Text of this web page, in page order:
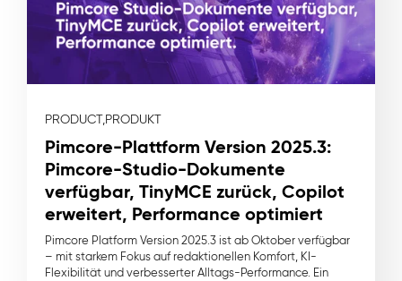
PRODUCT,PRODUKT
Pimcore-Plattform Version 2025.3:
Pimcore-Studio-Dokumente
verfügbar, TinyMCE zurück, Copilot
erweitert, Performance optimiert
Pimcore Platform Version 2025.3 ist ab Oktober verfügbar
– mit starkem Fokus auf redaktionellen Komfort, KI-
Flexibilität und verbesserter Alltags-Performance. Ein